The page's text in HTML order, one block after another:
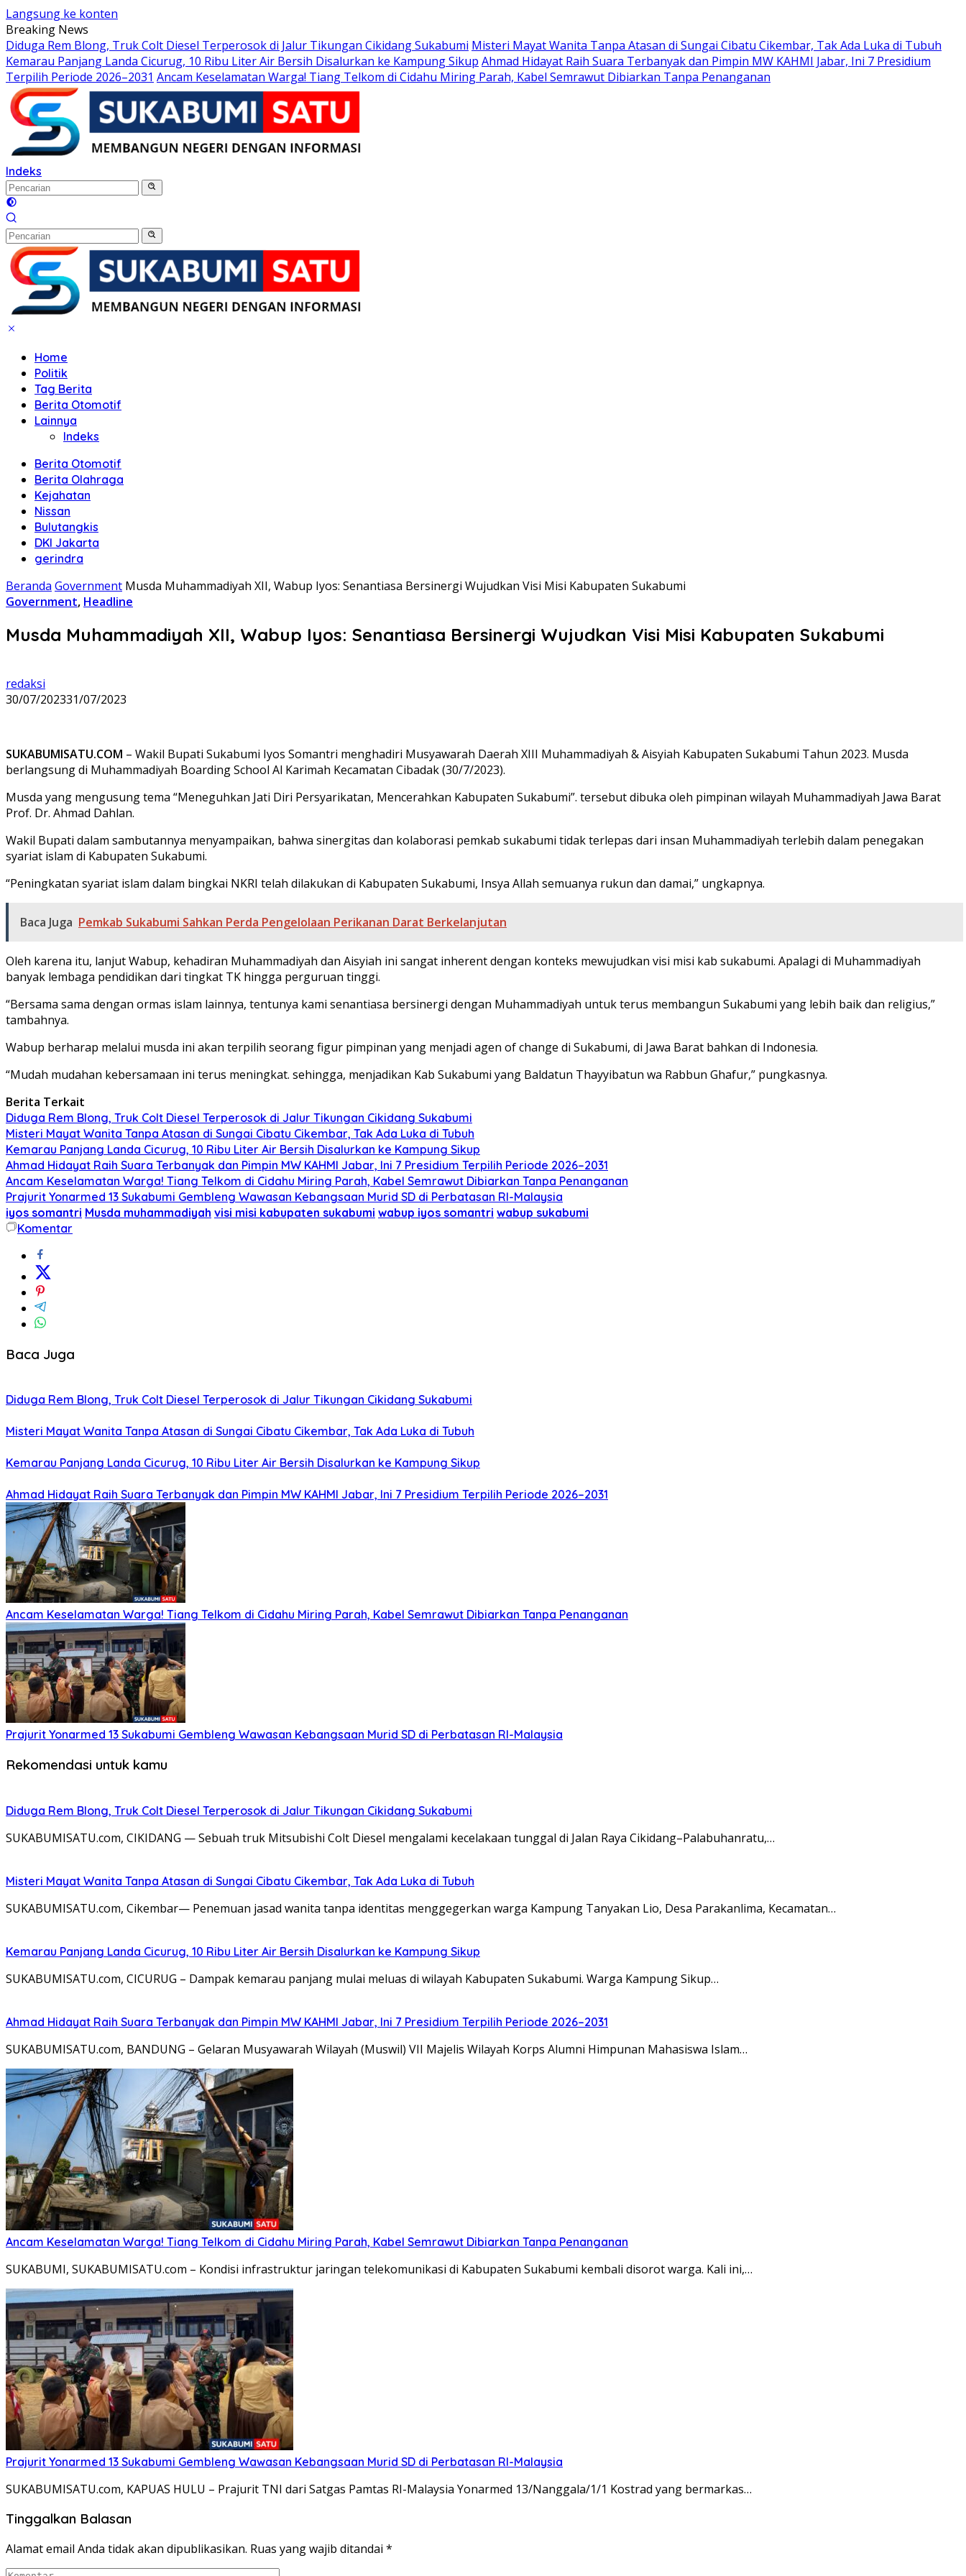
Langsung ke konten
Breaking News
Diduga Rem Blong, Truk Colt Diesel Terperosok di Jalur Tikungan Cikidang Sukabumi Misteri Mayat Wanita Tanpa Atasan di Sungai Cibatu Cikembar, Tak Ada Luka di Tubuh
Kemarau Panjang Landa Cicurug, 10 Ribu Liter Air Bersih Disalurkan ke Kampung Sikup Ahmad Hidayat Raih Suara Terbanyak dan Pimpin MW KAHMI Jabar, Ini 7 Presidium
Terpilih Periode 2026–2031 Ancam Keselamatan Warga! Tiang Telkom di Cidahu Miring Parah, Kabel Semrawut Dibiarkan Tanpa Penanganan
Indeks
Home
Politik
Tag Berita
Berita Otomotif
Lainnya
Indeks
Berita Otomotif
Berita Olahraga
Kejahatan
Nissan
Bulutangkis
DKI Jakarta
gerindra
Beranda Government Musda Muhammadiyah XII, Wabup Iyos: Senantiasa Bersinergi Wujudkan Visi Misi Kabupaten Sukabumi
Government, Headline
Musda Muhammadiyah XII, Wabup Iyos: Senantiasa Bersinergi Wujudkan Visi Misi Kabupaten Sukabumi
redaksi
30/07/202331/07/2023
SUKABUMISATU.COM – Wakil Bupati Sukabumi Iyos Somantri menghadiri Musyawarah Daerah XIII Muhammadiyah & Aisyiah Kabupaten Sukabumi Tahun 2023. Musda
berlangsung di Muhammadiyah Boarding School Al Karimah Kecamatan Cibadak (30/7/2023).
Musda yang mengusung tema “Meneguhkan Jati Diri Persyarikatan, Mencerahkan Kabupaten Sukabumi”. tersebut dibuka oleh pimpinan wilayah Muhammadiyah Jawa Barat
Prof. Dr. Ahmad Dahlan.
Wakil Bupati dalam sambutannya menyampaikan, bahwa sinergitas dan kolaborasi pemkab sukabumi tidak terlepas dari insan Muhammadiyah terlebih dalam penegakan
syariat islam di Kabupaten Sukabumi.
“Peningkatan syariat islam dalam bingkai NKRI telah dilakukan di Kabupaten Sukabumi, Insya Allah semuanya rukun dan damai,” ungkapnya.
Baca Juga Pemkab Sukabumi Sahkan Perda Pengelolaan Perikanan Darat Berkelanjutan
Oleh karena itu, lanjut Wabup, kehadiran Muhammadiyah dan Aisyiah ini sangat inherent dengan konteks mewujudkan visi misi kab sukabumi. Apalagi di Muhammadiyah
banyak lembaga pendidikan dari tingkat TK hingga perguruan tinggi.
“Bersama sama dengan ormas islam lainnya, tentunya kami senantiasa bersinergi dengan Muhammadiyah untuk terus membangun Sukabumi yang lebih baik dan religius,”
tambahnya.
Wabup berharap melalui musda ini akan terpilih seorang figur pimpinan yang menjadi agen of change di Sukabumi, di Jawa Barat bahkan di Indonesia.
“Mudah mudahan kebersamaan ini terus meningkat. sehingga, menjadikan Kab Sukabumi yang Baldatun Thayyibatun wa Rabbun Ghafur,” pungkasnya.
Berita Terkait
Diduga Rem Blong, Truk Colt Diesel Terperosok di Jalur Tikungan Cikidang Sukabumi
Misteri Mayat Wanita Tanpa Atasan di Sungai Cibatu Cikembar, Tak Ada Luka di Tubuh
Kemarau Panjang Landa Cicurug, 10 Ribu Liter Air Bersih Disalurkan ke Kampung Sikup
Ahmad Hidayat Raih Suara Terbanyak dan Pimpin MW KAHMI Jabar, Ini 7 Presidium Terpilih Periode 2026–2031
Ancam Keselamatan Warga! Tiang Telkom di Cidahu Miring Parah, Kabel Semrawut Dibiarkan Tanpa Penanganan
Prajurit Yonarmed 13 Sukabumi Gembleng Wawasan Kebangsaan Murid SD di Perbatasan RI-Malaysia
iyos somantri Musda muhammadiyah visi misi kabupaten sukabumi wabup iyos somantri wabup sukabumi
Komentar
Baca Juga
Diduga Rem Blong, Truk Colt Diesel Terperosok di Jalur Tikungan Cikidang Sukabumi
Misteri Mayat Wanita Tanpa Atasan di Sungai Cibatu Cikembar, Tak Ada Luka di Tubuh
Kemarau Panjang Landa Cicurug, 10 Ribu Liter Air Bersih Disalurkan ke Kampung Sikup
Ahmad Hidayat Raih Suara Terbanyak dan Pimpin MW KAHMI Jabar, Ini 7 Presidium Terpilih Periode 2026–2031
Ancam Keselamatan Warga! Tiang Telkom di Cidahu Miring Parah, Kabel Semrawut Dibiarkan Tanpa Penanganan
Prajurit Yonarmed 13 Sukabumi Gembleng Wawasan Kebangsaan Murid SD di Perbatasan RI-Malaysia
Rekomendasi untuk kamu
Diduga Rem Blong, Truk Colt Diesel Terperosok di Jalur Tikungan Cikidang Sukabumi
SUKABUMISATU.com, CIKIDANG — Sebuah truk Mitsubishi Colt Diesel mengalami kecelakaan tunggal di Jalan Raya Cikidang–Palabuhanratu,…
Misteri Mayat Wanita Tanpa Atasan di Sungai Cibatu Cikembar, Tak Ada Luka di Tubuh
SUKABUMISATU.com, Cikembar— Penemuan jasad wanita tanpa identitas menggegerkan warga Kampung Tanyakan Lio, Desa Parakanlima, Kecamatan…
Kemarau Panjang Landa Cicurug, 10 Ribu Liter Air Bersih Disalurkan ke Kampung Sikup
SUKABUMISATU.com, CICURUG – Dampak kemarau panjang mulai meluas di wilayah Kabupaten Sukabumi. Warga Kampung Sikup…
Ahmad Hidayat Raih Suara Terbanyak dan Pimpin MW KAHMI Jabar, Ini 7 Presidium Terpilih Periode 2026–2031
SUKABUMISATU.com, BANDUNG – Gelaran Musyawarah Wilayah (Muswil) VII Majelis Wilayah Korps Alumni Himpunan Mahasiswa Islam…
Ancam Keselamatan Warga! Tiang Telkom di Cidahu Miring Parah, Kabel Semrawut Dibiarkan Tanpa Penanganan
SUKABUMI, SUKABUMISATU.com – Kondisi infrastruktur jaringan telekomunikasi di Kabupaten Sukabumi kembali disorot warga. Kali ini,…
Prajurit Yonarmed 13 Sukabumi Gembleng Wawasan Kebangsaan Murid SD di Perbatasan RI-Malaysia
SUKABUMISATU.com, KAPUAS HULU – Prajurit TNI dari Satgas Pamtas RI-Malaysia Yonarmed 13/Nanggala/1/1 Kostrad yang bermarkas…
Tinggalkan Balasan
Alamat email Anda tidak akan dipublikasikan. Ruas yang wajib ditandai *